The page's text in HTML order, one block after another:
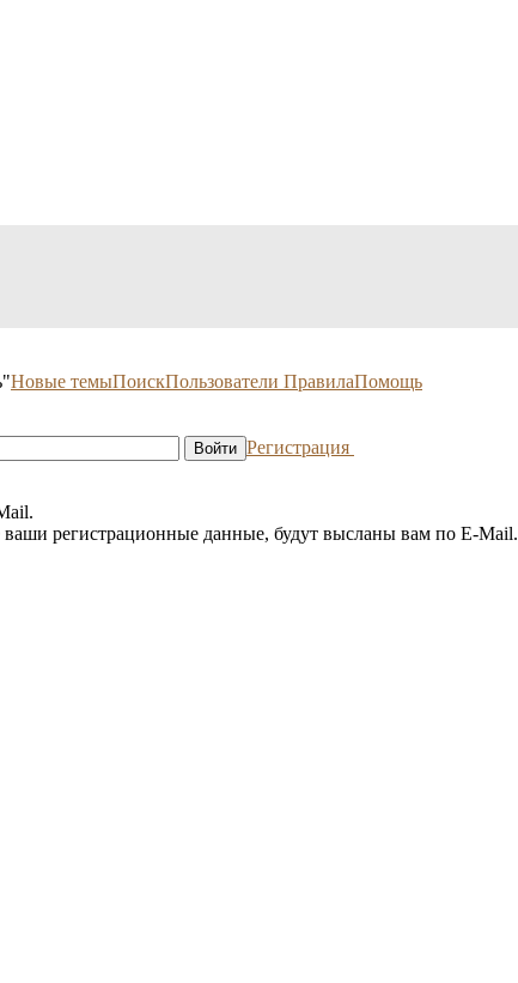
Новые темыПоискПользователи ПравилаПомощь
Регистрация
ваши регистрационные данные, будут высланы вам по E-Mail.